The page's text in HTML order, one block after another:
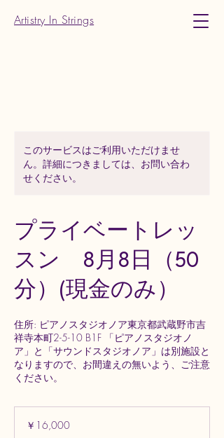
Artistry In Strings
このサービスはご利用いただけませ
ん。詳細につきましては、お問い合わ
せください。
プライベートレッ
スン 8月8日（50
分）(現金のみ）
住所: ピアノスタジオノア東京都武蔵野市吉
祥寺本町2-5-10 B1F 「ピアノスタジオノ
ア」と「サウンドスタジオノア」は別施設と
なりますので、お間違えの無いよう、ご注意
ください。
￥16,000